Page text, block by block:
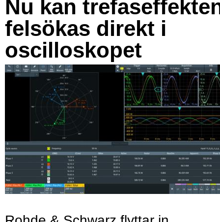
Nu kan
felsökas direkt i
oscilloskopet